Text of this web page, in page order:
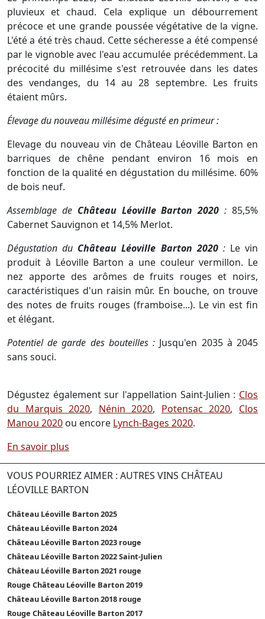
pluvieux et chaud. Cela explique un débourrement
précoce et une grande poussée végétative de la vigne.
L'été a été très chaud. Cette sécheresse a été compensé
par le vignoble avec l'eau accumulée précédemment. La
précocité du millésime s'est retrouvée dans les dates
des vendanges, du 14 au 28 septembre. Les fruits
étaient mûrs.
Élevage du nouveau millésime dégusté en primeur :
Elevage du nouveau vin de Château Léoville Barton en
barriques de chêne pendant environ 16 mois en
fonction de la qualité en dégustation du millésime. 60%
de bois neuf.
Assemblage de Château Léoville Barton 2020 :85,5%
Cabernet Sauvignon et 14,5% Merlot.
Dégustation du Château Léoville Barton 2020: Le vin
produit à Léoville Barton a une couleur vermillon. Le
nez apporte des arômes de fruits rouges et noirs,
caractéristiques d'un raisin mûr. En bouche, on trouve
des notes de fruits rouges (framboise...). Le vin est fin
et élégant.
Potentiel de garde des bouteilles : Jusqu'en 2035 à 2045
sans souci.
Dégustez également sur l'appellation Saint-Julien : Clos
du Marquis 2020, Nénin 2020, Potensac 2020, Clos
Manou 2020 ou encore Lynch-Bages 2020.
En savoir plus
VOUS POURRIEZ AIMER : AUTRES VINS CHÂTEAU
LÉOVILLE BARTON
Château Léoville Barton 2025
Château Léoville Barton 2024
Château Léoville Barton 2023 rouge
Château Léoville Barton 2022 Saint-Julien
Château Léoville Barton 2021 rouge
Rouge Château Léoville Barton 2019
Château Léoville Barton 2018 rouge
Rouge Château Léoville Barton 2017